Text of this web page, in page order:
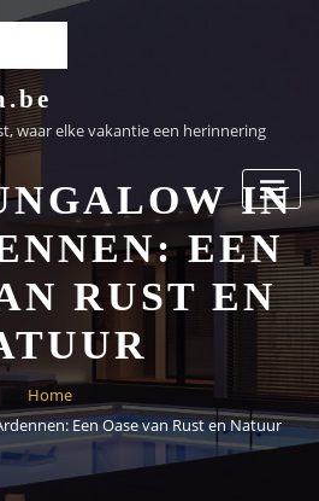
waar elke vakantie een herinnering
IN
EEN
RUST EN
Home
Een Oase van Rust en Natuur